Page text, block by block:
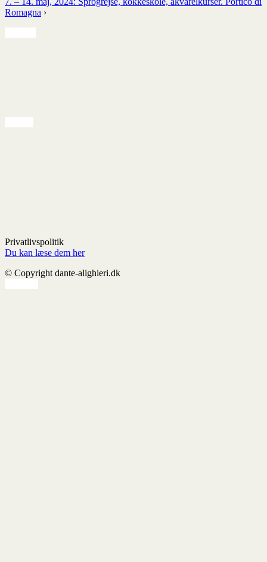
Romagna ›
Privatlivspolitik
Du kan læse dem her
© Copyright dante-alighieri.dk